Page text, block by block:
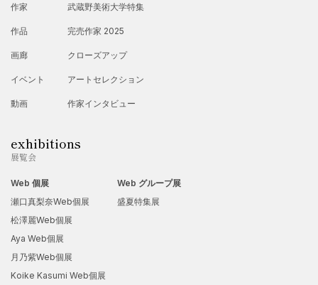
作家
作品
画廊
イベント
動画
武蔵野美術大学特集
完売作家 2025
クローズアップ
アートセレクション
作家インタビュー
exhibitions
展覧会
Web 個展
瀬口真梨奈Web個展
松澤麗Web個展
Aya Web個展
月乃紫Web個展
Koike Kasumi Web個展
Web グループ展
盛夏特集展